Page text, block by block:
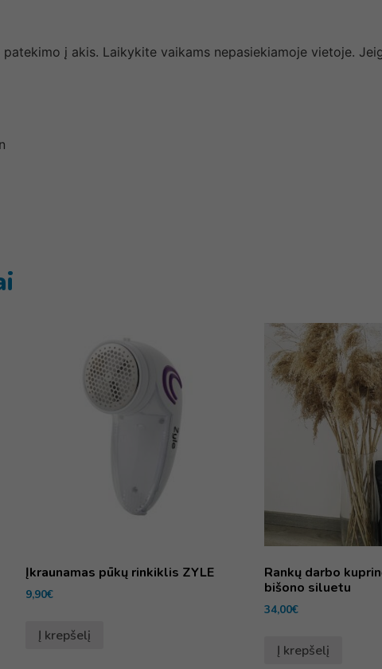
į akis. Laikykite vaikams nepasiekiamoje vietoje.
Įkraunamas pūkų rinkiklis ZYLE
9,90€
Į krepšelį
Rankų darbo
bišono siluetu
34,00€
Į krepšelį